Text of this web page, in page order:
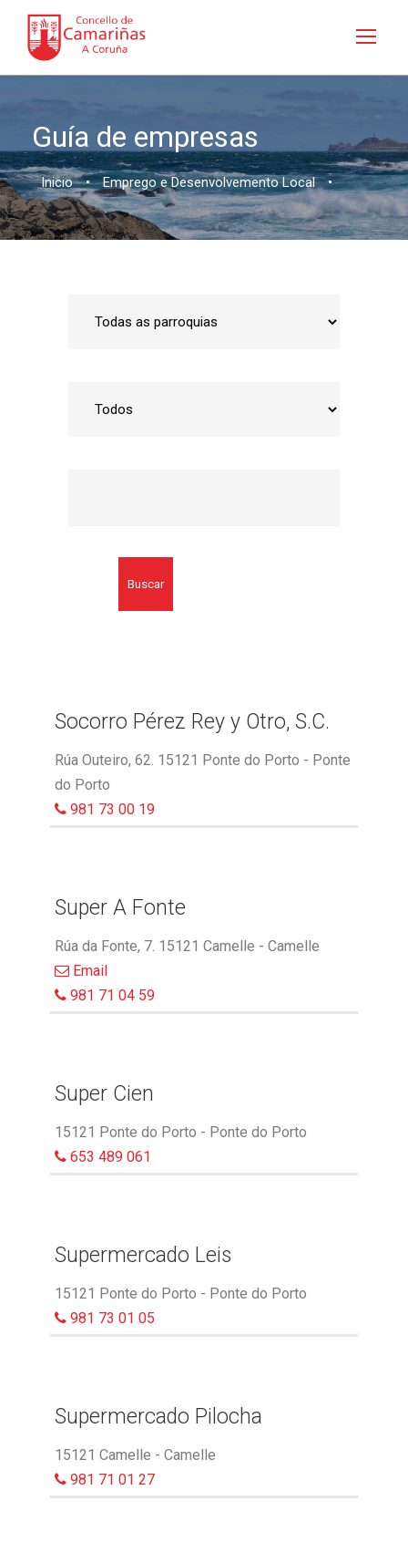
Guía de empresas
Inicio • Emprego e Desenvolvemento Local •
Buscar
Socorro Pérez Rey y Otro, S.C.
Rúa Outeiro, 62. 15121 Ponte do Porto - Ponte
do Porto
981 73 00 19
Super A Fonte
Rúa da Fonte, 7. 15121 Camelle - Camelle
Email
981 71 04 59
Super Cien
15121 Ponte do Porto - Ponte do Porto
653 489 061
Supermercado Leis
15121 Ponte do Porto - Ponte do Porto
981 73 01 05
Supermercado Pilocha
15121 Camelle - Camelle
981 71 01 27